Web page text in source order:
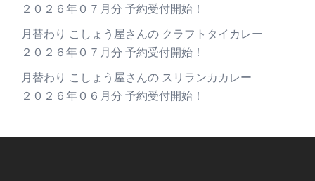
２０２６年０７月分 予約受付開始！
月替わり こしょう屋さんの クラフトタイカレー
２０２６年０７月分 予約受付開始！
月替わり こしょう屋さんの スリランカカレー
２０２６年０６月分 予約受付開始！